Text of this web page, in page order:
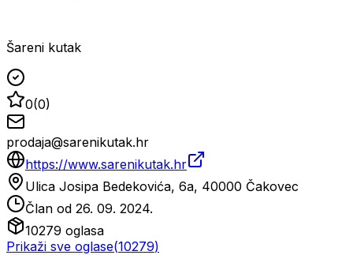
Šareni kutak
0(0)
prodaja@sarenikutak.hr
https://www.sarenikutak.hr
Ulica Josipa Bedekovića, 6a, 40000 Čakovec
Član od 26. 09. 2024.
10279 oglasa
Prikaži sve oglase(10279)